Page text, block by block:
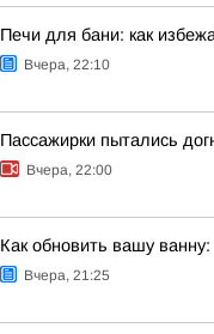
Печи для бани: как
Вчера, 22:10
Пассажирки пытались
Вчера, 22:00
Как обновить вашу
Вчера, 21:25